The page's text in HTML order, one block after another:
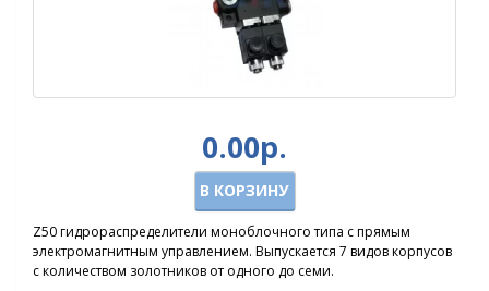
0.00р.
В КОРЗИНУ
Z50 гидрораспределители моноблочного типа с прямым
электромагнитным управлением. Выпускается 7 видов корпусов
с количеством золотников от одного до семи.